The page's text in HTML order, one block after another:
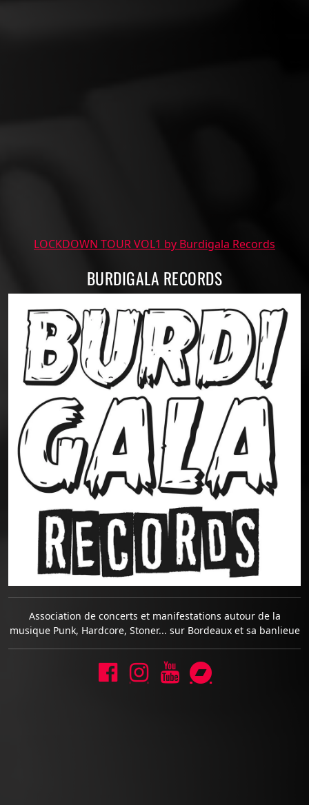
LOCKDOWN TOUR VOL1 by Burdigala Records
BURDIGALA RECORDS
Association de concerts et manifestations autour de la
musique Punk, Hardcore, Stoner... sur Bordeaux et sa banlieue